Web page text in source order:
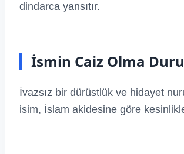
dindarca yansıtır.
İsmin Caiz Olma
İvazsız bir dürüstlük ve hidayet
isim, İslam akidesine göre